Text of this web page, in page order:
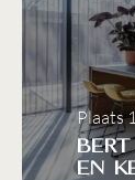
Plaats
Bert
en